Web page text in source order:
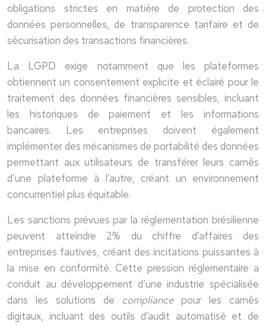
obligations strictes en matière de protection des
données personnelles, de transparence tarifaire et de
sécurisation des transactions financières.
La LGPD exige notamment que les plateformes
obtiennent un consentement explicite et éclairé pour le
traitement des données financières sensibles, incluant
les historiques de paiement et les informations
bancaires. Les entreprises doivent également
implémenter des mécanismes de portabilité des données
permettant aux utilisateurs de transférer leurs carnês
d’une plateforme à l’autre, créant un environnement
concurrentiel plus équitable.
Les sanctions prévues par la réglementation brésilienne
peuvent atteindre 2% du chiffre d’affaires des
entreprises fautives, créant des incitations puissantes à
la mise en conformité. Cette pression réglementaire a
conduit au développement d’une industrie spécialisée
dans les solutions de compliancepour les carnês
digitaux, incluant des outils d’audit automatisé et de